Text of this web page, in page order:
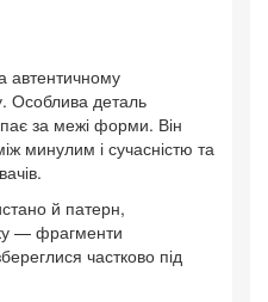
автентичному
Особлива деталь
за межі форми. Він
минулим і сучасністю та
й патерн,
— фрагменти
частково під